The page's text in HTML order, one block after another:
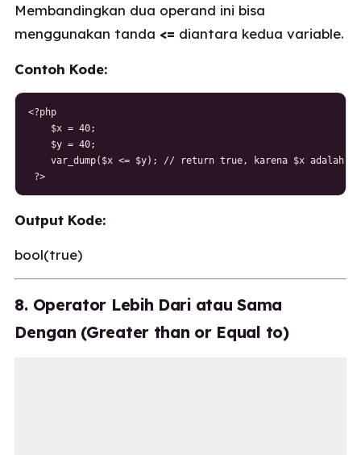
Membandingkan dua operand ini bisa
menggunakan tanda <= diantara kedua variable.
Contoh Kode:
<?php
    $x = 40;
    $y = 40;
var_dump($x <= $y); // return true, karena $x adalah
?>
Output Kode:
bool(true)
8. Operator Lebih Dari atau Sama
Dengan (Greater than or Equal to)